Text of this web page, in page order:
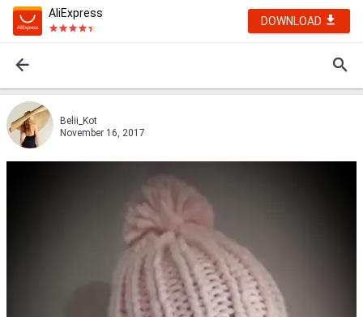
AliExpress
DOWNLOAD
Belii_Kot
November 16, 2017